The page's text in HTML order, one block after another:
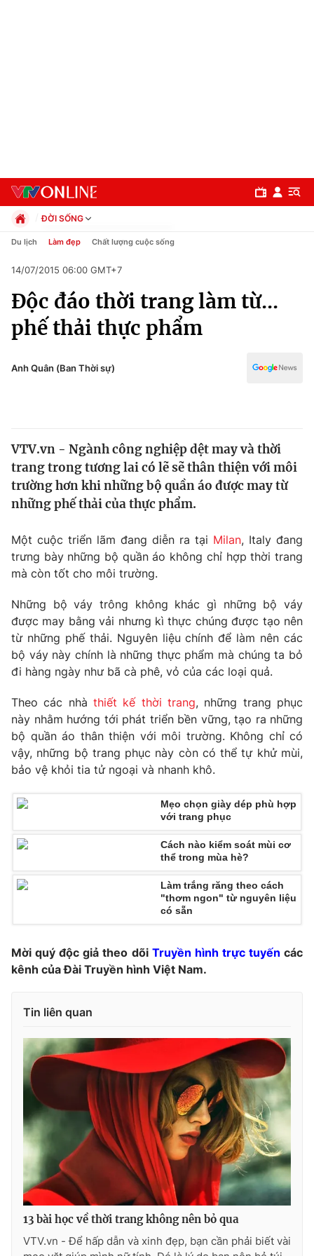
Chuyên mục
Chính trị
Thế giới
Tin tức
Thế giới đó đây
Câu chuyện quốc tế
Tài chính
Thị trường
Góc doanh nghiệp
Dữ liệu và đời sống
Truyền hình
Phim VTV
Hậu trường
Khán giả
Giải sao mai
Giải trí
Điện ảnh
Âm nhạc
Sao
Du lịch
Làm đẹp
Chất lượng cuộc sống
Giáo dục
Tuyển sinh
Công nghệ
Hitech Công nghệ tương lai
Thị trường
Tư vấn
Giao lưu trực tuyến
Lịch phát sóng
Emagazine Podcast
Photo Infographic
Video
VTV Money VTV Thể thao
VTV Sức khoẻ Bất động sản
Thị trường 24h Tấm lòng Việt
VTV4 Vươn mình bằng AI
VTV9 VTV8
Liên hệ tòa soạn English
ĐỜI SỐNG
Chính trị
Pháp luật
Kinh tế
Thể thao
Truyền hình
Y tế
Du lịch Làm đẹp Chất lượng cuộc sống
14/07/2015 06:00 GMT+7
Độc đáo thời trang làm từ...
phế thải thực phẩm
Anh Quân (Ban Thời sự)
VTV.vn - Ngành công nghiệp dệt may và thời
trang trong tương lai có lẽ sẽ thân thiện với môi
trường hơn khi những bộ quần áo được may từ
những phế thải của thực phẩm.
Một cuộc triển lãm đang diễn ra tại Milan, Italy đang
trưng bày những bộ quần áo không chỉ hợp thời trang
mà còn tốt cho môi trường.
Những bộ váy trông không khác gì những bộ váy
được may bằng vải nhưng kì thực chúng được tạo nên
từ những phế thải. Nguyên liệu chính để làm nên các
bộ váy này chính là những thực phẩm mà chúng ta bỏ
đi hàng ngày như bã cà phê, vỏ của các loại quả.
Theo các nhà thiết kế thời trang, những trang phục
này nhằm hướng tới phát triển bền vững, tạo ra những
bộ quần áo thân thiện với môi trường. Không chỉ có
vậy, những bộ trang phục này còn có thể tự khử mùi,
bảo vệ khỏi tia tử ngoại và nhanh khô.
Mẹo chọn giày dép phù hợp
với trang phục
Cách nào kiểm soát mùi cơ
thể trong mùa hè?
Làm trắng răng theo cách
"thơm ngon" từ nguyên liệu
có sẵn
Mời quý độc giả theo dõi Truyền hình trực tuyến các
kênh của Đài Truyền hình Việt Nam.
Tin liên quan
13 bài học về thời trang không nên bỏ qua
VTV.vn - Để hấp dẫn và xinh đẹp, bạn cần phải biết vài